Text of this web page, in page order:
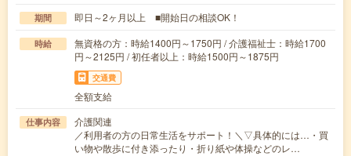
期間 即日～2ヶ月以上 ■開始日の相談OK！
時給
無資格の方：時給1400円～1750円 / 介護福祉士：時給1700
円～2125円 / 初任者以上：時給1500円～1875円
交通費
全額支給
仕事内容
介護関連
／利用者の方の日常生活をサポート！＼▽具体的には…・買
い物や散歩に付き添ったり・折り紙や体操などのレ…